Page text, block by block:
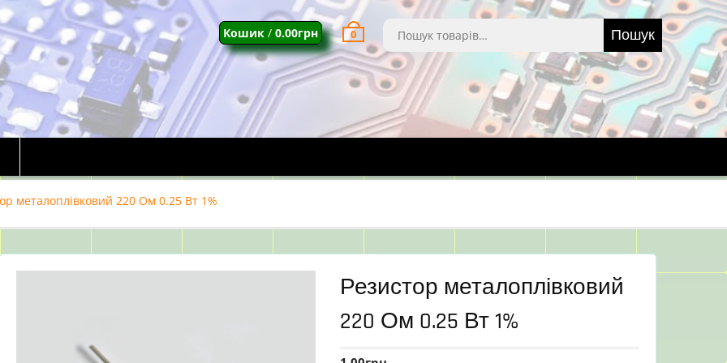
Шукати: Пошук
Кошик / 0.00грн 0
металоплівковий 220 Ом 0.25 Вт 1%
Резистор металоплівковий
220 Ом 0.25 Вт 1%